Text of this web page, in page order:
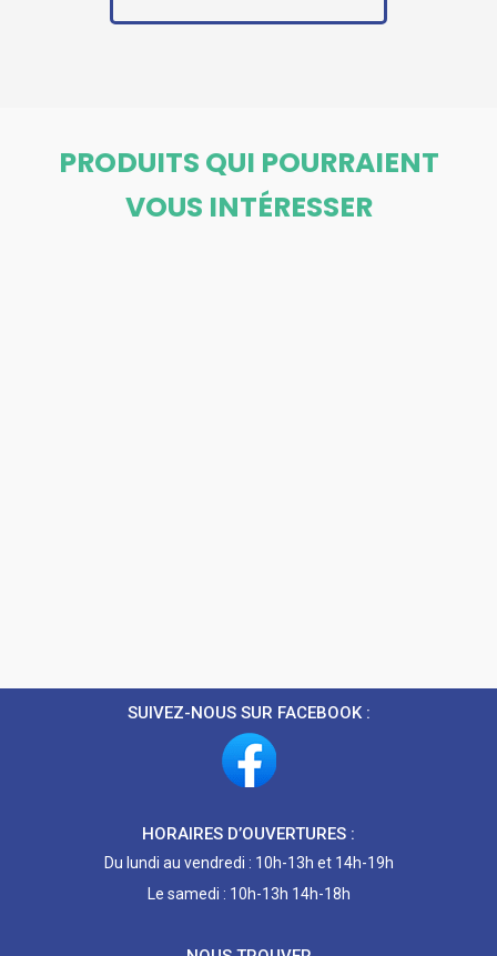
PRODUITS QUI POURRAIENT
VOUS INTÉRESSER
SUIVEZ-NOUS SUR FACEBOOK :
HORAIRES D’OUVERTURES :
Du lundi au vendredi : 10h-13h et 14h-19h
Le samedi : 10h-13h 14h-18h